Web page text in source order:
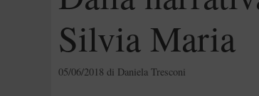
Silvia Maria
05/06/2018 di Daniela Tresconi